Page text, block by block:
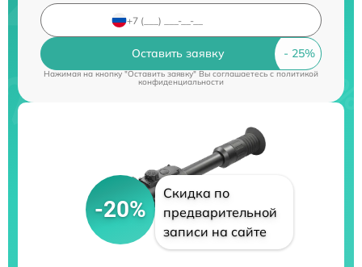
Оставить заявку
Нажимая на кнопку "Оставить заявку" Вы соглашаетесь cполитикой
конфиденциальности
-20%
Скидка по
предварительной
записи на сайте